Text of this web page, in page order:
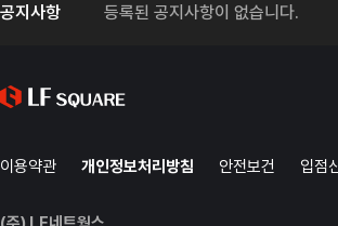
공지사항 등록된 공지사항이 없습니다.
이용약관 개인정보처리방침 안전보건 입점